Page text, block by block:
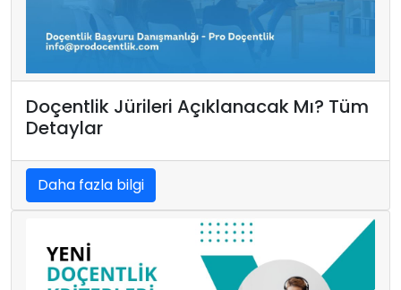
Doçentlik Jürileri Açıklanacak Mı? Tüm
Detaylar
Daha fazla bilgi